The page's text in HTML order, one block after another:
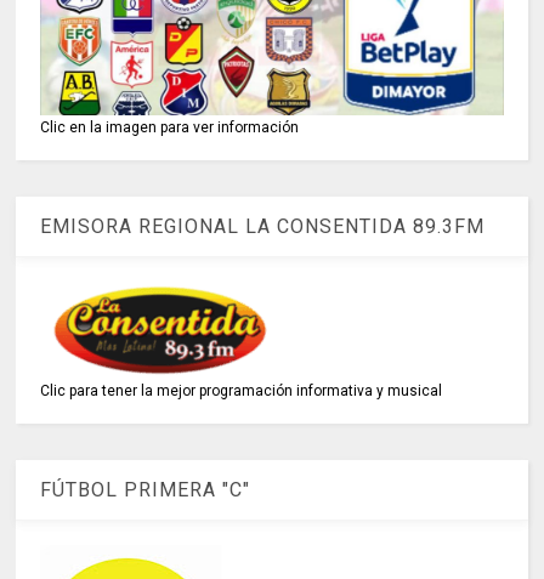
Clic en la imagen para ver información
EMISORA REGIONAL LA CONSENTIDA 89.3FM
Clic para tener la mejor programación informativa y musical
FÚTBOL PRIMERA "C"